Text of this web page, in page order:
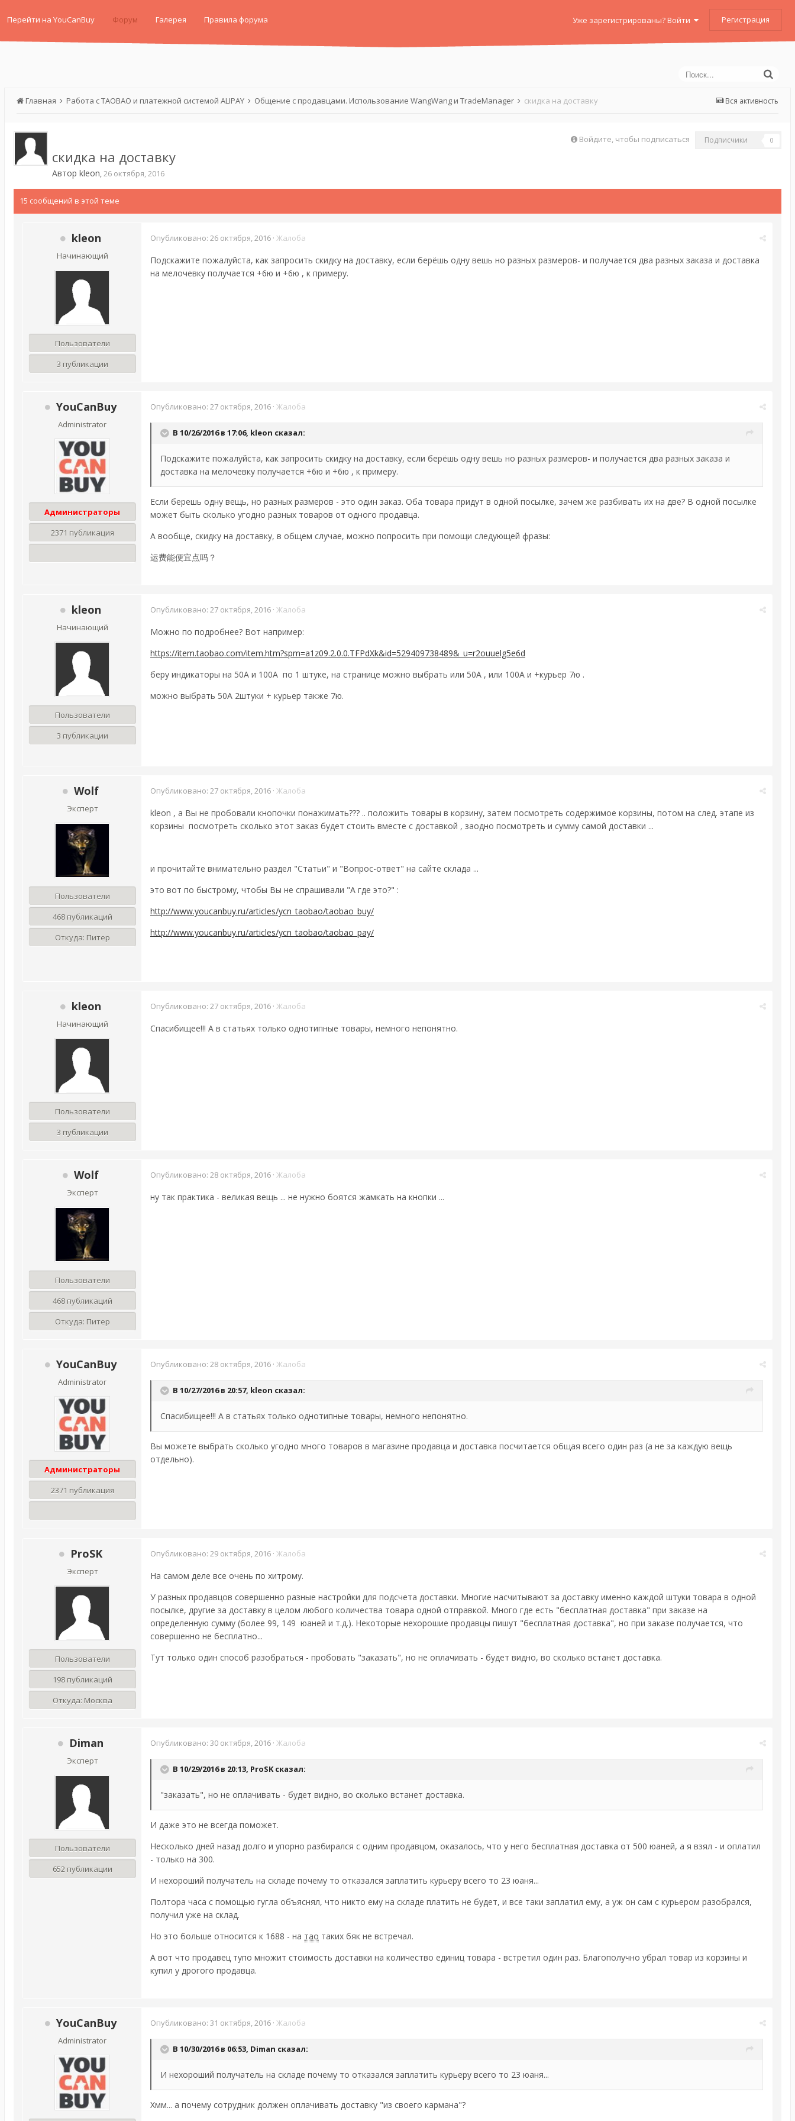
Перейти на YouCanBuy Форум Галерея Правила форума Уже зарегистрированы? Войти Регистрация
Вся активность
Главная Работа с TAOBAO и платежной системой ALIPAY Общение с продавцами. Использование WangWang и TradeManager скидка на доставку
Войдите, чтобы подписаться Подписчики 0
скидка на доставку
Автор kleon,26 октября, 2016
15 сообщений в этой теме
kleon
Начинающий
Пользователи
3 публикации
Опубликовано: 26 октября, 2016 · Жалоба
Подскажите пожалуйста, как запросить скидку на доставку, если берёшь одну вешь но разных размеров- и получается два разных заказа и доставка
на мелочевку получается +6ю и +6ю , к примеру.
YouCanBuy
Administrator
Администраторы
2371 публикация
Опубликовано: 27 октября, 2016 · Жалоба
В 10/26/2016 в 17:06, kleon сказал:
Подскажите пожалуйста, как запросить скидку на доставку, если берёшь одну вешь но разных размеров- и получается два разных заказа и
доставка на мелочевку получается +6ю и +6ю , к примеру.
Если берешь одну вещь, но разных размеров - это один заказ. Оба товара придут в одной посылке, зачем же разбивать их на две? В одной посылке
может быть сколько угодно разных товаров от одного продавца.
А вообще, скидку на доставку, в общем случае, можно попросить при помощи следующей фразы:
运费能便宜点吗？
kleon
Начинающий
Пользователи
3 публикации
Опубликовано: 27 октября, 2016 · Жалоба
Можно по подробнее? Вот например:
https://item.taobao.com/item.htm?spm=a1z09.2.0.0.TFPdXk&id=529409738489&_u=r2ouuelg5e6d
беру индикаторы на 50А и 100А по 1 штуке, на странице можно выбрать или 50А , или 100А и +курьер 7ю .
можно выбрать 50А 2штуки + курьер также 7ю.
Wolf
Эксперт
Пользователи
468 публикаций
Откуда: Питер
Опубликовано: 27 октября, 2016 · Жалоба
kleon , а Вы не пробовали кнопочки понажимать??? .. положить товары в корзину, затем посмотреть содержимое корзины, потом на след. этапе из
корзины посмотреть сколько этот заказ будет стоить вместе с доставкой , заодно посмотреть и сумму самой доставки ...
и прочитайте внимательно раздел "Статьи" и "Вопрос-ответ" на сайте склада ...
это вот по быстрому, чтобы Вы не спрашивали "А где это?" :
http://www.youcanbuy.ru/articles/ycn_taobao/taobao_buy/
http://www.youcanbuy.ru/articles/ycn_taobao/taobao_pay/
kleon
Начинающий
Пользователи
3 публикации
Опубликовано: 27 октября, 2016 · Жалоба
Спасибищее!!! А в статьях только однотипные товары, немного непонятно.
Wolf
Эксперт
Пользователи
468 публикаций
Откуда: Питер
Опубликовано: 28 октября, 2016 · Жалоба
ну так практика - великая вещь ... не нужно боятся жамкать на кнопки ...
YouCanBuy
Administrator
Администраторы
2371 публикация
Опубликовано: 28 октября, 2016 · Жалоба
В 10/27/2016 в 20:57, kleon сказал:
Спасибищее!!! А в статьях только однотипные товары, немного непонятно.
Вы можете выбрать сколько угодно много товаров в магазине продавца и доставка посчитается общая всего один раз (а не за каждую вещь
отдельно).
ProSK
Эксперт
Пользователи
198 публикаций
Откуда: Моcква
Опубликовано: 29 октября, 2016 · Жалоба
На самом деле все очень по хитрому.
У разных продавцов совершенно разные настройки для подсчета доставки. Многие насчитывают за доставку именно каждой штуки товара в одной
посылке, другие за доставку в целом любого количества товара одной отправкой. Много где есть "бесплатная доставка" при заказе на
определенную сумму (более 99, 149 юаней и т.д.). Некоторые нехорошие продавцы пишут "бесплатная доставка", но при заказе получается, что
совершенно не бесплатно...
Тут только один способ разобраться - пробовать "заказать", но не оплачивать - будет видно, во сколько встанет доставка.
Diman
Эксперт
Пользователи
652 публикации
Опубликовано: 30 октября, 2016 · Жалоба
В 10/29/2016 в 20:13, ProSKсказал:
"заказать", но не оплачивать - будет видно, во сколько встанет доставка.
И даже это не всегда поможет.
Несколько дней назад долго и упорно разбирался с одним продавцом, оказалось, что у него бесплатная доставка от 500 юаней, а я взял - и оплатил
- только на 300.
И нехороший получатель на складе почему то отказался заплатить курьеру всего то 23 юаня...
Полтора часа с помощью гугла объяснял, что никто ему на складе платить не будет, и все таки заплатил ему, а уж он сам с курьером разобрался,
получил уже на склад.
Но это больше относится к 1688 - на тао таких бяк не встречал.
А вот что продавец тупо множит стоимость доставки на количество единиц товара - встретил один раз. Благополучно убрал товар из корзины и
купил у дрогого продавца.
YouCanBuy
Administrator
Опубликовано: 31 октября, 2016 · Жалоба
В 10/30/2016 в 06:53, Diman сказал:
И нехороший получатель на складе почему то отказался заплатить курьеру всего то 23 юаня...
Хмм... а почему сотрудник должен оплачивать доставку "из своего кармана"?